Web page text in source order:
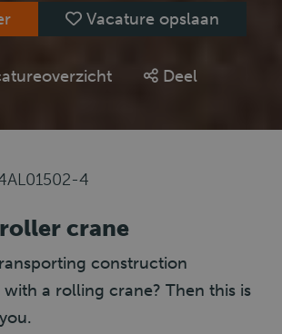
Vacature opslaan
Deel
4
crane
construction
with a rolling crane? Then this is